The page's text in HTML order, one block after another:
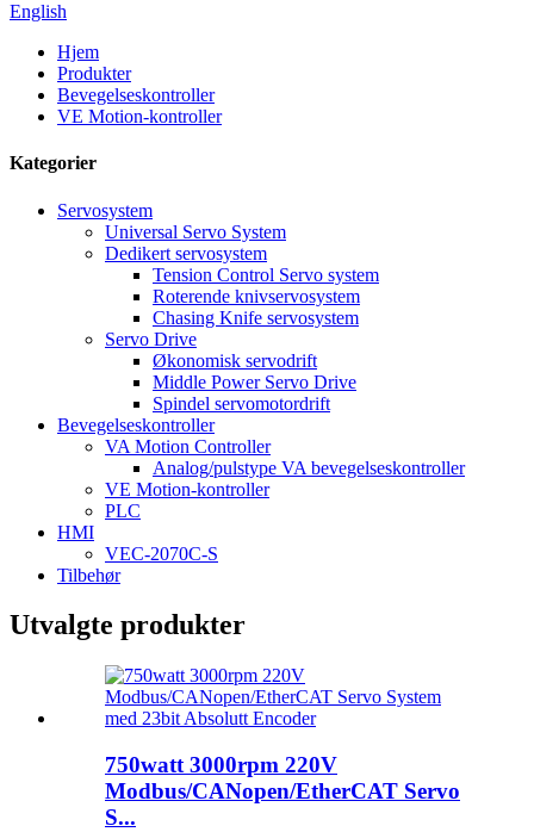
English
Hjem
Produkter
Bevegelseskontroller
VE Motion-kontroller
Kategorier
Servosystem
Universal Servo System
Dedikert servosystem
Tension Control Servo system
Roterende knivservosystem
Chasing Knife servosystem
Servo Drive
Økonomisk servodrift
Middle Power Servo Drive
Spindel servomotordrift
Bevegelseskontroller
VA Motion Controller
Analog/pulstype VA bevegelseskontroller
VE Motion-kontroller
PLC
HMI
VEC-2070C-S
Tilbehør
Utvalgte produkter
750watt 3000rpm 220V
Modbus/CANopen/EtherCAT Servo
S...